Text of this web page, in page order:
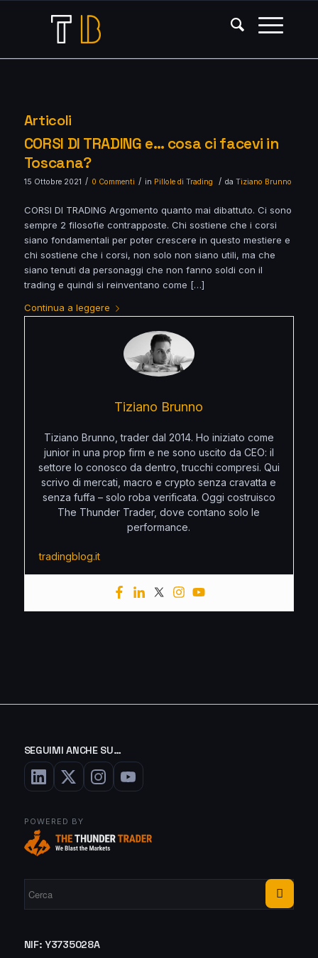
Articoli
CORSI DI TRADING e… cosa ci facevi in
Toscana?
15 Ottobre 2021 / 0 Commenti / in Pillole di Trading / da Tiziano Brunno
CORSI DI TRADING Argomento quanto mai dibattuto. Ci sono
sempre 2 filosofie contrapposte. Chi sostiene che i corsi
siano fondamentali per poter crescere in questo mestiere e
chi sostiene che i corsi, non solo non siano utili, ma che
siano tenuti da personaggi che non fanno soldi con il
trading e quindi si reinventano come […]
Continua a leggere
Tiziano Brunno
Tiziano Brunno, trader dal 2014. Ho iniziato come
junior in una prop firm e ne sono uscito da CEO: il
settore lo conosco da dentro, trucchi compresi. Qui
scrivo di mercati, macro e crypto senza cravatta e
senza fuffa – solo roba verificata. Oggi costruisco
The Thunder Trader, dove contano solo le
performance.
tradingblog.it
SEGUIMI ANCHE SU…
POWERED BY
NIF: Y3735028A